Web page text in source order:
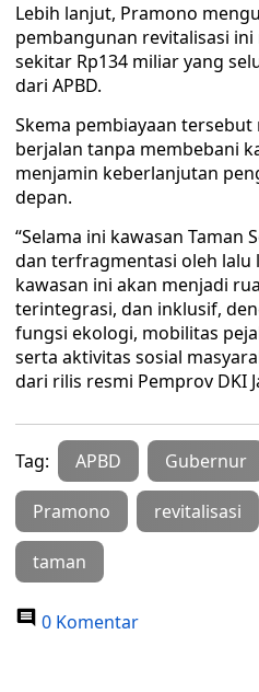
Lebih lanjut, Pramono
pembangunan revitalisasi
sekitar Rp134 miliar yang
dari APBD.
Skema pembiayaan
berjalan tanpa membebani
menjamin keberlanjutan
depan.
“Selama ini kawasan Taman
dan terfragmentasi oleh lalu
kawasan ini akan menjadi
terintegrasi, dan inklusif,
fungsi ekologi, mobilitas
serta aktivitas sosial
dari rilis resmi Pemprov DKI
Tag: APBD Gubernur
Pramono revitalisasi
taman
0 Komentar